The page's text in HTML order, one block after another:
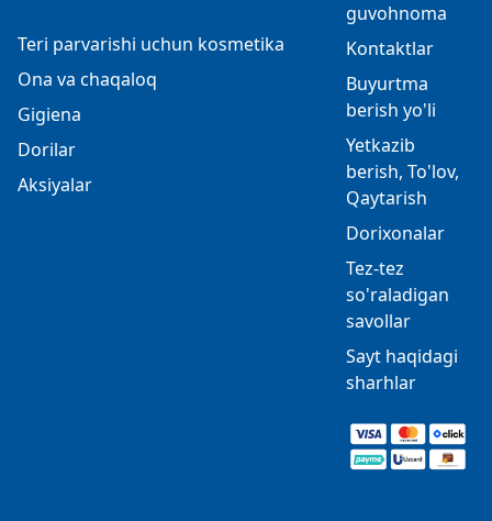
Teri parvarishi uchun kosmetika
Ona va chaqaloq
Gigiena
Dorilar
Aksiyalar
guvohnoma
Kontaktlar
Buyurtma
berish yo'li
Yetkazib
berish, To'lov,
Qaytarish
Dorixonalar
Tez-tez
so'raladigan
savollar
Sayt haqidagi
sharhlar